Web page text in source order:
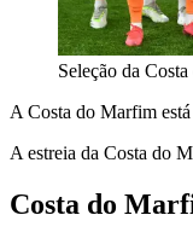
Seleção da
A Costa do Marfim
A estreia da Costa do
Costa do